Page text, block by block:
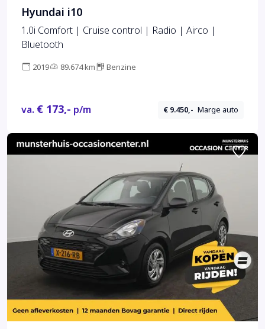
Hyundai i10
1.0i Comfort | Cruise control | Radio | Airco |
Bluetooth
2019 89.674 km Benzine
va. € 173,- p/m € 9.450,- Marge auto